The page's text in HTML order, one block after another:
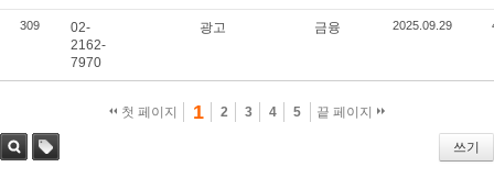
309
02-
2162-
7970
광고 금융 2025.09.29
첫 페이지 1 2 3 4 5 끝 페이지
쓰기